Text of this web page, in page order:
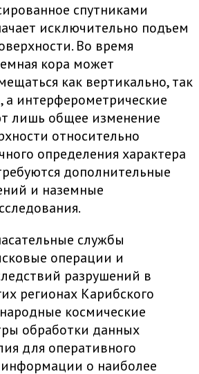
спутниками
исключительно подъем
Во время
кора может
как вертикально, так
а интерферометрические
лишь общее изменение
относительно
определения характера
дополнительные
и наземные
службы
операции и
разрушений в
регионах Карибского
космические
обработки данных
для оперативного
о наиболее